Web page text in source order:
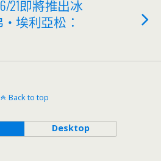
21即將推出冰
埃利亞松：
Back to top
Desktop